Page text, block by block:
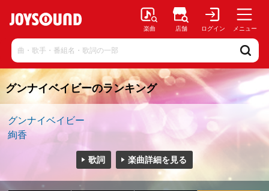
楽曲 店舗 ログイン メニュー
グンナイベイビーのランキング
グンナイベイビー
絢香
歌詞 楽曲詳細を見る